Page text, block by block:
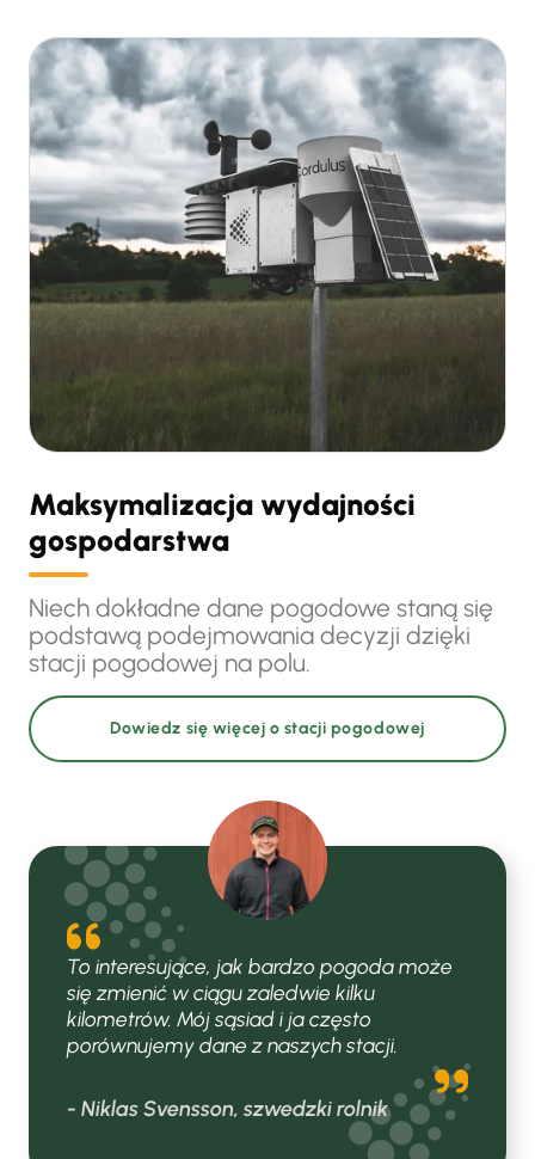
Maksymalizacja wydajności
gospodarstwa
Niech dokładne dane pogodowe staną się
podstawą podejmowania decyzji dzięki
stacji pogodowej na polu.
Dowiedz się więcej o stacji pogodowej
To interesujące, jak bardzo pogoda może
się zmienić w ciągu zaledwie kilku
kilometrów. Mój sąsiad i ja często
porównujemy dane z naszych stacji.
- Niklas Svensson, szwedzki rolnik